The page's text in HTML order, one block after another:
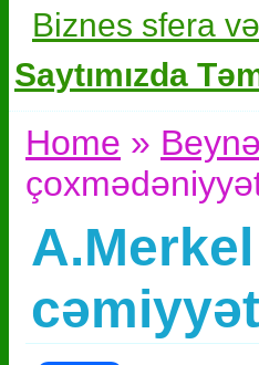
Biznes sfera
Saytımızda
Home »